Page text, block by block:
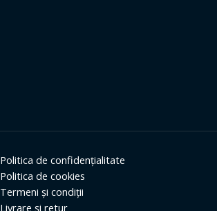
Politica de confidențialitate
Politica de cookies
Termeni și condiții
Livrare și retur